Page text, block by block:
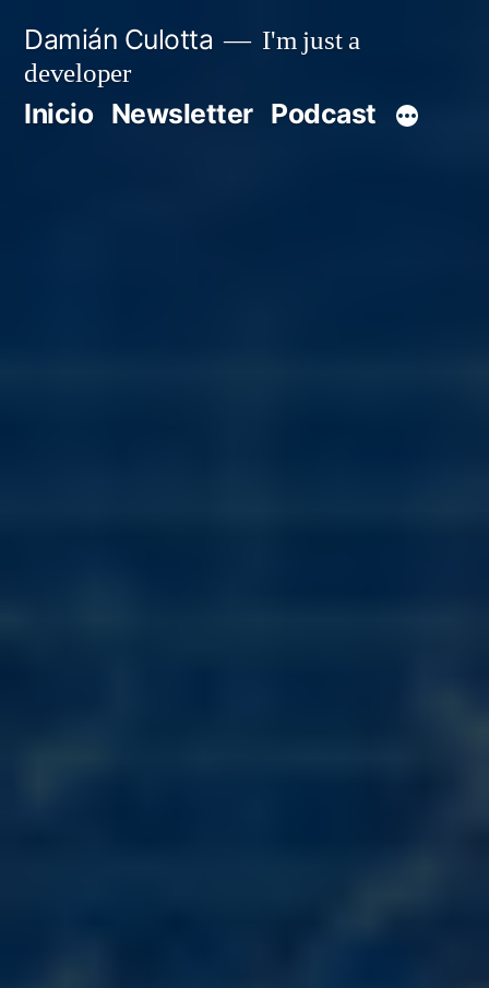
contenido
Damián Culotta
I'm just a
developer
Inicio Newsletter Podcast